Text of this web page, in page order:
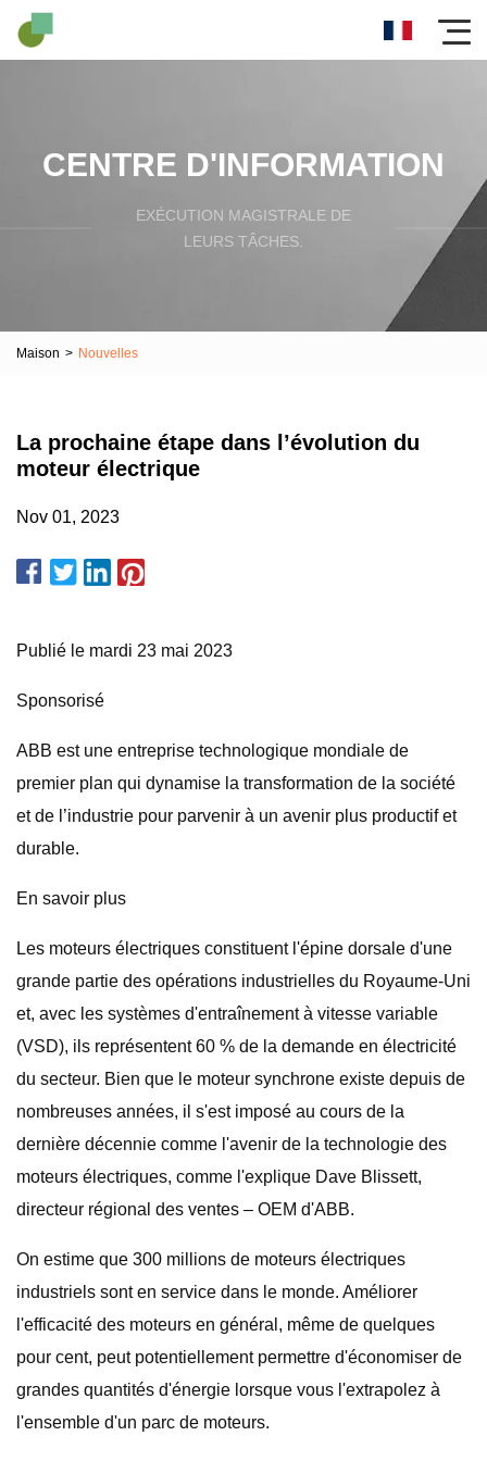
CENTRE D'INFORMATION
EXÉCUTION MAGISTRALE DE
LEURS TÂCHES.
Maison > Nouvelles
La prochaine étape dans l’évolution du
moteur électrique
Nov 01, 2023
Publié le mardi 23 mai 2023
Sponsorisé
ABB est une entreprise technologique mondiale de
premier plan qui dynamise la transformation de la société
et de l’industrie pour parvenir à un avenir plus productif et
durable.
En savoir plus
Les moteurs électriques constituent l'épine dorsale d'une
grande partie des opérations industrielles du Royaume-Uni
et, avec les systèmes d'entraînement à vitesse variable
(VSD), ils représentent 60 % de la demande en électricité
du secteur. Bien que le moteur synchrone existe depuis de
nombreuses années, il s'est imposé au cours de la
dernière décennie comme l'avenir de la technologie des
moteurs électriques, comme l'explique Dave Blissett,
directeur régional des ventes – OEM d'ABB.
On estime que 300 millions de moteurs électriques
industriels sont en service dans le monde. Améliorer
l'efficacité des moteurs en général, même de quelques
pour cent, peut potentiellement permettre d'économiser de
grandes quantités d'énergie lorsque vous l'extrapolez à
l'ensemble d'un parc de moteurs.